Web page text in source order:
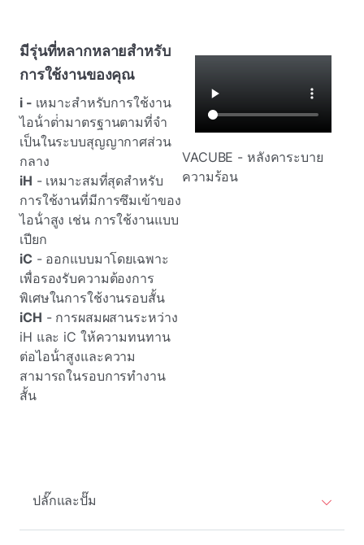
มีรุ่นที่หลากหลายสําหรับ
การใช้งานของคุณ
i - เหมาะสําหรับการใช้งาน
ไอน้ําต่ํามาตรฐานตามที่จํา
เป็นในระบบสุญญากาศส่วน
กลาง
iH - เหมาะสมที่สุดสําหรับ
การใช้งานที่มีการซึมเข้าของ
ไอน้ําสูง เช่น การใช้งานแบบ
เปียก
iC- ออกแบบมาโดยเฉพาะ
เพื่อรองรับความต้องการ
พิเศษในการใช้งานรอบสั้น
iCH - การผสมผสานระหว่าง
iH และ iC ให้ความทนทาน
ต่อไอน้ําสูงและความ
สามารถในรอบการทํางาน
สั้น
VACUBE - หลังคาระบาย
ความร้อน
ปลั๊กและปั๊ม